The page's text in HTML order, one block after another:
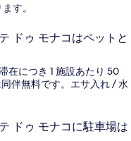
す。
ドゥ モナコはペットと
在につき 1 施設あたり 50
伴無料です。エサ入れ / 水
ドゥ モナコに駐車場は